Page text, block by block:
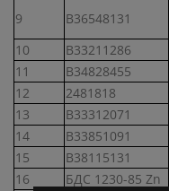
9
В36548131
10
В33211286
11
В34828455
12
2481818
13
В33312071
14
В33851091
15
В38115131
16
БДС 1230-85 Zn